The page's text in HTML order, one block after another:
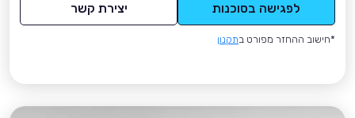
לפגישה בסוכנות יצירת קשר
*חישוב ההחזר מפורט בתקנון